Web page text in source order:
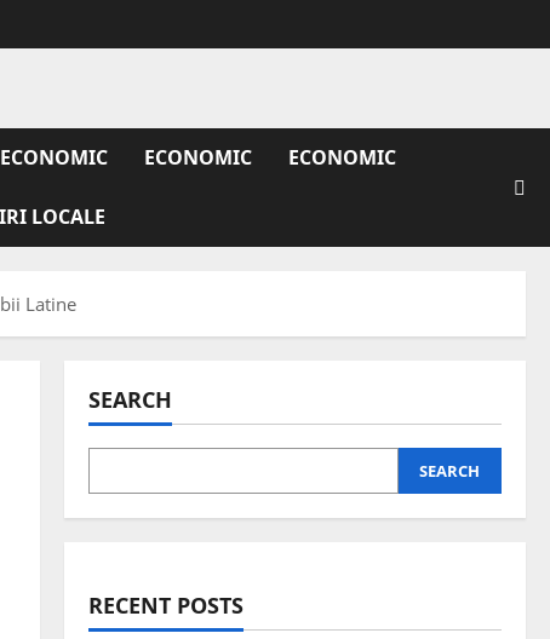
ECONOMIC ECONOMIC ECONOMIC
LOCALE
Latine
SEARCH
SEARCH
RECENT POSTS